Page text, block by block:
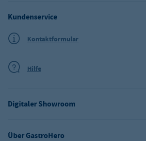
Über GastroHero
Digitaler Showroom
Kundenservice
Kontaktformular
Hilfe